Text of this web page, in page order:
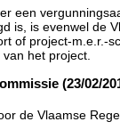
een
is, is evenwel de
of project-m.e.r.-
het project.
(23/02/
de Vlaamse